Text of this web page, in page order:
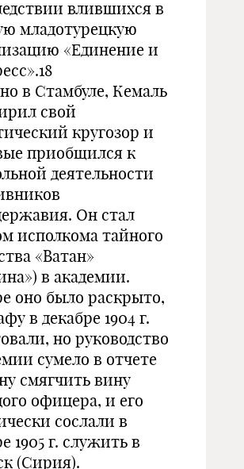
влившихся в
младотурецкую
«Единение и
в Стамбуле, Кемаль
свой
кругозор и
приобщился к
деятельности
Он стал
исполкома тайного
«Ватан»
в академии.
оно было раскрыто,
в декабре 1904 г.
но руководство
сумело в отчете
смягчить вину
офицера, и его
сослали в
1905 г. служить в
(Сирия).